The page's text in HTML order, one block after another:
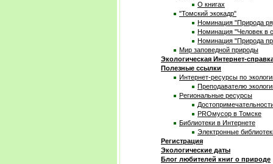
О книгах
"Томский экокадр"
Номинация "Природа
Номинация "Человек в
Номинация "Природа
Мир заповедной природы
Экологическая Интернет-
Полезные ссылки
Интернет-ресурсы по
Преподавателю
Региональные ресурсы
PROмусор в Томске
Библиотеки в Интернете
Электронные
Регистрация
Экологические даты
Блог любителей книг о природе